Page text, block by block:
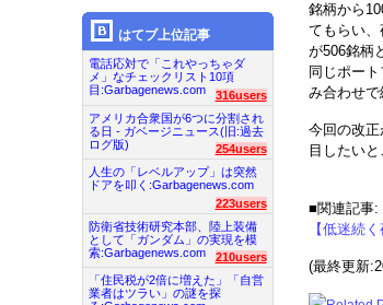
銘柄から
てもらい
が506銘柄
同じポー
み合わせで
今回の改
目したいと
■関連記事:
【低迷続
(最終更新
はてブ上位記事
電話応対で「これやっちゃダ
メ」なチェックリスト10項
目:Garbagenews.com
316users
アメリカ合衆国が6つに分割され
る日 - ガベージニュース(旧:過去
ログ版)
254users
人生の「レベルアップ」は突然
ドアを叩く:Garbagenews.com
223users
防衛省技術研究本部、陸上装備
として「ガンダム」の実現を模
索:Garbagenews.com
210users
「住民税が2倍に増えた」「自営
業者はツラい」の謎を探